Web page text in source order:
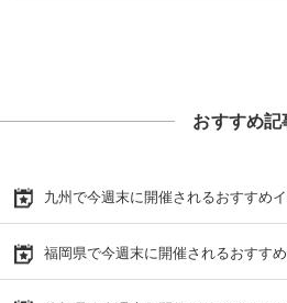
おすすめ記
九州で今週末に開催されるおすすめ
福岡県で今週末に開催されるおすす